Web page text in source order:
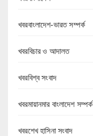
খবরবাংলাদেশ-ভারত সম্পর্ক
খবরবিচার ও আদালত
খবরবিশ্ব সংবাদ
খবরমায়ানমার বাংলাদেশ সম্পর্ক
খবরশেখ হাসিনা সংবাদ